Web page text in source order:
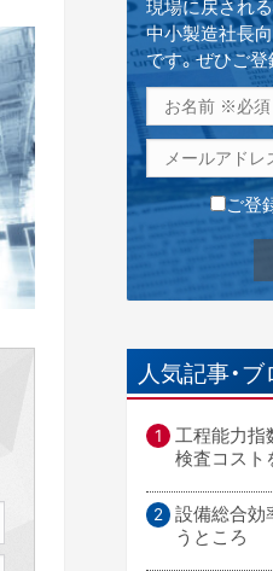
現場に戻され
中小製造社長
です。ぜひご登
ご登
人気記事・
工程能力指
検査コスト
設備総合効
うところ